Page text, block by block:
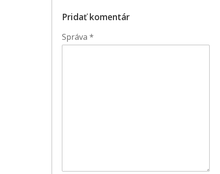
Pridať komentár
Správa*